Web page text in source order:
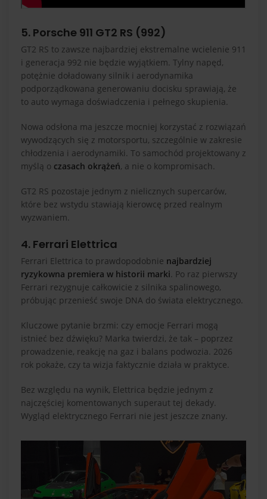
5. Porsche 911 GT2 RS (992)
GT2 RS to zawsze najbardziej ekstremalne wcielenie 911
i generacja 992 nie będzie wyjątkiem. Tylny napęd,
potężnie doładowany silnik i aerodynamika
podporządkowana generowaniu docisku sprawiają, że
to auto wymaga doświadczenia i pełnego skupienia.
Nowa odsłona ma jeszcze mocniej korzystać z rozwiązań
wywodzących się z motorsportu, szczególnie w zakresie
chłodzenia i aerodynamiki. To samochód projektowany z
myślą o czasach okrążeń, a nie o kompromisach.
GT2 RS pozostaje jednym z nielicznych supercarów,
które bez wstydu stawiają kierowcę przed realnym
wyzwaniem.
4. Ferrari Elettrica
Ferrari Elettrica to prawdopodobnie najbardziej
ryzykowna premiera w historii marki. Po raz pierwszy
Ferrari rezygnuje całkowicie z silnika spalinowego,
próbując przenieść swoje DNA do świata elektrycznego.
Kluczowe pytanie brzmi: czy emocje Ferrari mogą
istnieć bez dźwięku? Marka twierdzi, że tak – poprzez
prowadzenie, reakcję na gaz i balans podwozia. 2026
rok pokaże, czy ta wizja faktycznie działa w praktyce.
Bez względu na wynik, Elettrica będzie jednym z
najczęściej komentowanych superaut tej dekady.
Wygląd elektrycznego Ferrari nie jest jeszcze znany.